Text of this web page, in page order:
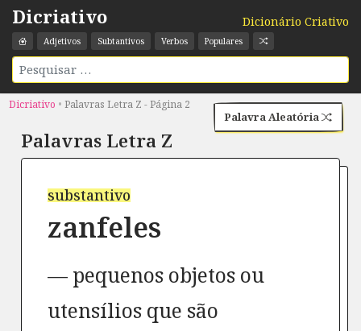
Dicriativo Dicionário Criativo
Adjetivos Subtantivos Verbos Populares
Dicriativo • Palavras Letra Z - Página 2
Palavra Aleatória
Palavras Letra Z
substantivo
zanfeles
pequenos objetos ou
utensílios que são